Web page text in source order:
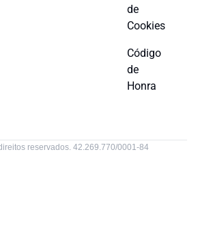
de
Cookies
Código
de
Honra
reservados. 42.269.770/0001-84